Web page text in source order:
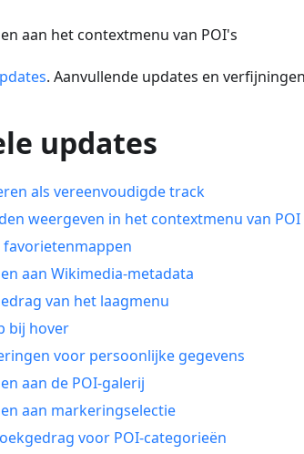
aan het contextmenu van POI's
. Aanvullende updates en
updates
als vereenvoudigde track
weergeven in het contextmenu van POI
favorietenmappen
aan Wikimedia-metadata
van het laagmenu
bij hover
voor persoonlijke gegevens
aan de POI-galerij
aan markeringselectie
voor POI-categorieën